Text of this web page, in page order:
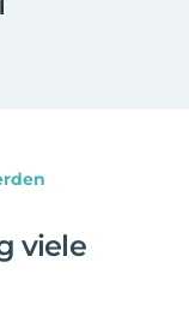
viele